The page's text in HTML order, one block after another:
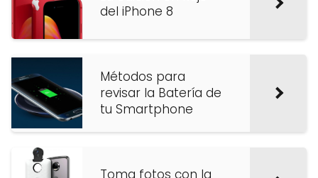
del iPhone 8
Métodos para
revisar la Batería de
tu Smartphone
Toma fotos con la